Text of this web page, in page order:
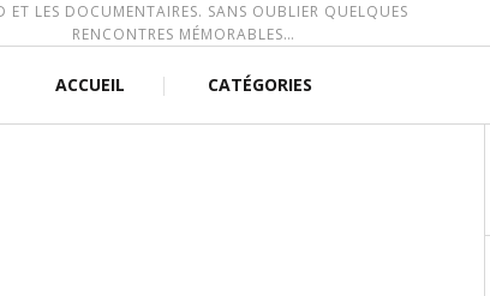
ET LES DOCUMENTAIRES. SANS OUBLIER QUELQUES
RENCONTRES MÉMORABLES…
ACCUEIL CATÉGORIES